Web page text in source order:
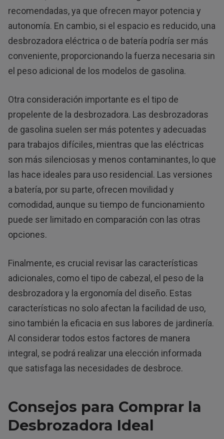
recomendadas, ya que ofrecen mayor potencia y
autonomía. En cambio, si el espacio es reducido, una
desbrozadora eléctrica o de batería podría ser más
conveniente, proporcionando la fuerza necesaria sin
el peso adicional de los modelos de gasolina.
Otra consideración importante es el tipo de
propelente de la desbrozadora. Las desbrozadoras
de gasolina suelen ser más potentes y adecuadas
para trabajos difíciles, mientras que las eléctricas
son más silenciosas y menos contaminantes, lo que
las hace ideales para uso residencial. Las versiones
a batería, por su parte, ofrecen movilidad y
comodidad, aunque su tiempo de funcionamiento
puede ser limitado en comparación con las otras
opciones.
Finalmente, es crucial revisar las características
adicionales, como el tipo de cabezal, el peso de la
desbrozadora y la ergonomía del diseño. Estas
características no solo afectan la facilidad de uso,
sino también la eficacia en sus labores de jardinería.
Al considerar todos estos factores de manera
integral, se podrá realizar una elección informada
que satisfaga las necesidades de desbroce.
Consejos para Comprar la
Desbrozadora Ideal